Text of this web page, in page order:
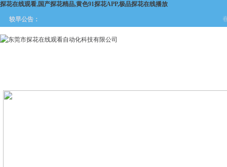
探花在线观看,国产探花精品,黄色91探花APP,极品探花在线播放
较早公告：